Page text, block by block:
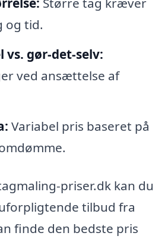
og tid.
vs. gør-det-selv:
ved ansættelse af
Variabel pris baseret på
priser.dk kan du
tilbud fra
finde den bedste pris